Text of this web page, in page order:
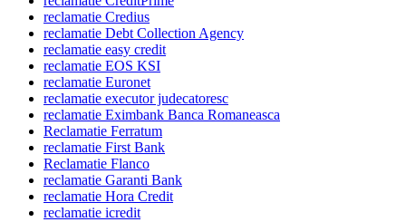
reclamatie Credius
reclamatie Debt Collection Agency
reclamatie easy credit
reclamatie EOS KSI
reclamatie Euronet
reclamatie executor judecatoresc
reclamatie Eximbank Banca Romaneasca
Reclamatie Ferratum
reclamatie First Bank
Reclamatie Flanco
reclamatie Garanti Bank
reclamatie Hora Credit
reclamatie icredit